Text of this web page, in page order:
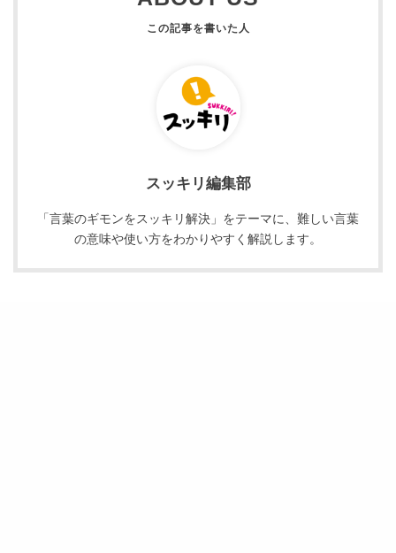
スッキリ編集部
「言葉のギモンをスッキリ解決」をテーマに、難しい言葉
の意味や使い方をわかりやすく解説します。